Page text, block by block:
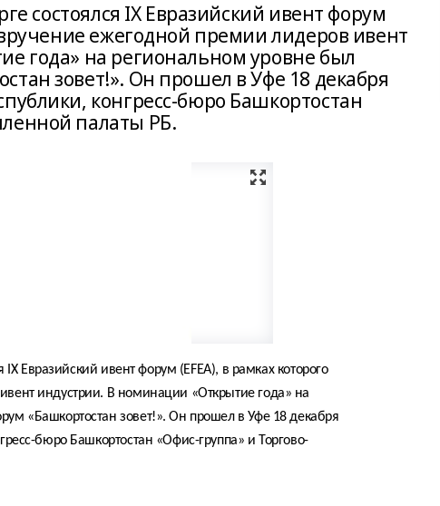
состоялся IX Евразийский ивент форум
ежегодной премии лидеров ивент
года» на региональном уровне был
зовет!». Он прошел в Уфе 18 декабря
конгресс-бюро Башкортостан
палаты РБ.
Евразийский ивент форум (EFEA), в рамках которого
индустрии. В номинации «Открытие года» на
«Башкортостан зовет!». Он прошел в Уфе 18 декабря
бюро Башкортостан «Офис-группа» и Торгово-